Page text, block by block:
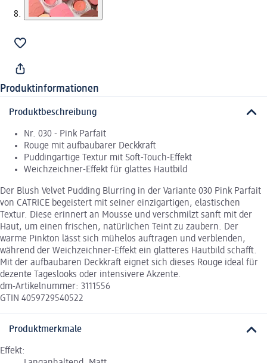
Produktinformationen
Produktbeschreibung
Nr. 030 - Pink Parfait
Rouge mit aufbaubarer Deckkraft
Puddingartige Textur mit Soft-Touch-Effekt
Weichzeichner-Effekt für glattes Hautbild
Der Blush Velvet Pudding Blurring in der Variante 030 Pink Parfait
von CATRICE begeistert mit seiner einzigartigen, elastischen
Textur. Diese erinnert an Mousse und verschmilzt sanft mit der
Haut, um einen frischen, natürlichen Teint zu zaubern. Der
warme Pinkton lässt sich mühelos auftragen und verblenden,
während der Weichzeichner-Effekt ein glatteres Hautbild schafft.
Mit der aufbaubaren Deckkraft eignet sich dieses Rouge ideal für
dezente Tageslooks oder intensivere Akzente.
dm-Artikelnummer: 3111556
GTIN 4059729540522
Produktmerkmale
Effekt: